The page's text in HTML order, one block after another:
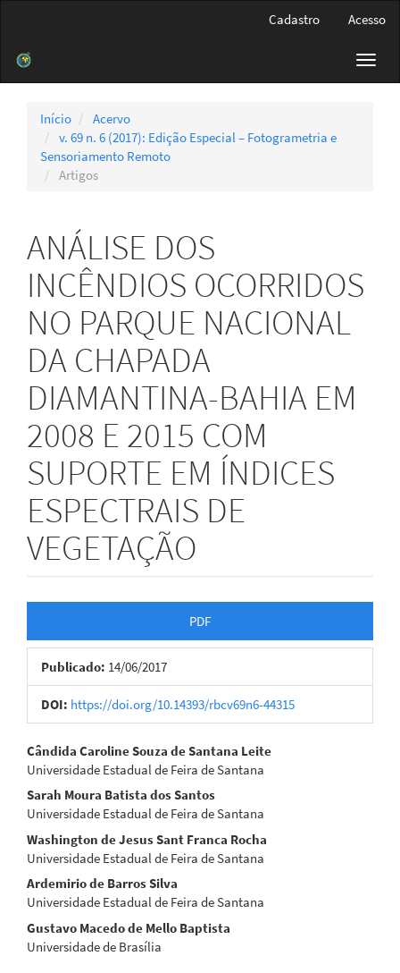
Barra
Cadastro Acesso
Início
Acervo
v. 69 n. 6 (2017): Edição Especial – Fotogrametria e
Sensoriamento Remoto
Artigos
ANÁLISE DOS
INCÊNDIOS OCORRIDOS
NO PARQUE NACIONAL
DA CHAPADA
DIAMANTINA-BAHIA EM
2008 E 2015 COM
SUPORTE EM ÍNDICES
ESPECTRAIS DE
VEGETAÇÃO
lateral
de
artigos
PDF
Publicado: 14/06/2017
DOI: https://doi.org/10.14393/rbcv69n6-44315
Conteúdo
do
artigo
principal
Cândida Caroline Souza de Santana Leite
Universidade Estadual de Feira de Santana
Sarah Moura Batista dos Santos
Universidade Estadual de Feira de Santana
Washington de Jesus Sant Franca Rocha
Universidade Estadual de Feira de Santana
Ardemirio de Barros Silva
Universidade Estadual de Feira de Santana
Gustavo Macedo de Mello Baptista
Universidade de Brasília